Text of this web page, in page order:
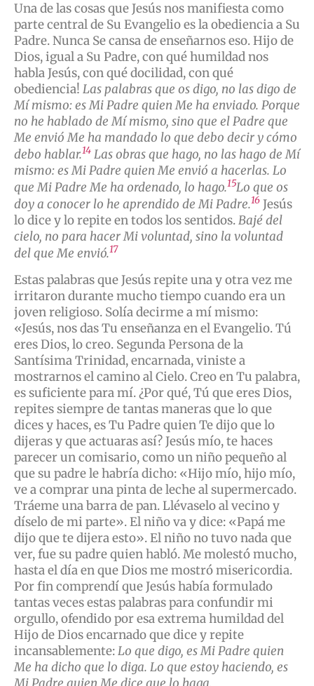
Una de las cosas que Jesús nos manifiesta como
parte central de Su Evangelio es la obediencia a Su
Padre. Nunca Se cansa de enseñarnos eso. Hijo de
Dios, igual a Su Padre, con qué humildad nos
habla Jesús, con qué docilidad, con qué
obediencia! Las palabras que os digo, no las digo de
Mí mismo: es Mi Padre quien Me ha enviado. Porque
no he hablado de Mí mismo, sino que el Padre que
Me envió Me ha mandado lo que debo decir y cómo
debo hablar.14 Las obras que hago, no las hago de Mí
mismo: es Mi Padre quien Me envió a hacerlas. Lo
que Mi Padre Me ha ordenado, lo hago.15Lo que os
doy a conocer lo he aprendido de Mi Padre.16 Jesús
lo dice y lo repite en todos los sentidos.Bajé del
cielo, no para hacer Mi voluntad, sino la voluntad
del que Me envió.17
Estas palabras que Jesús repite una y otra vez me
irritaron durante mucho tiempo cuando era un
joven religioso. Solía decirme a mí mismo:
«Jesús, nos das Tu enseñanza en el Evangelio. Tú
eres Dios, lo creo. Segunda Persona de la
Santísima Trinidad, encarnada, viniste a
mostrarnos el camino al Cielo. Creo en Tu palabra,
es suficiente para mí. ¿Por qué, Tú que eres Dios,
repites siempre de tantas maneras que lo que
dices y haces, es Tu Padre quien Te dijo que lo
dijeras y que actuaras así? Jesús mío, te haces
parecer un comisario, como un niño pequeño al
que su padre le habría dicho: «Hijo mío, hijo mío,
ve a comprar una pinta de leche al supermercado.
Tráeme una barra de pan. Llévaselo al vecino y
díselo de mi parte». El niño va y dice: «Papá me
dijo que te dijera esto». El niño no tuvo nada que
ver, fue su padre quien habló. Me molestó mucho,
hasta el día en que Dios me mostró misericordia.
Por fin comprendí que Jesús había formulado
tantas veces estas palabras para confundir mi
orgullo, ofendido por esa extrema humildad del
Hijo de Dios encarnado que dice y repite
incansablemente:Lo que digo, es Mi Padre quien
Me ha dicho que lo diga. Lo que estoy haciendo, es